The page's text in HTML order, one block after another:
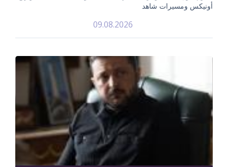
أونيكس ومسيرات شاهد
09.08.2026